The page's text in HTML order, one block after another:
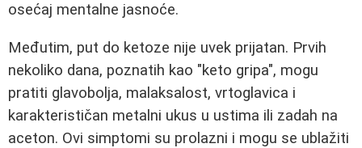
osećaj mentalne jasnoće.
Međutim, put do ketoze nije uvek prijatan. Prvih
nekoliko dana, poznatih kao "keto gripa", mogu
pratiti glavobolja, malaksalost, vrtoglavica i
karakterističan metalni ukus u ustima ili zadah na
aceton. Ovi simptomi su prolazni i mogu se ublažiti